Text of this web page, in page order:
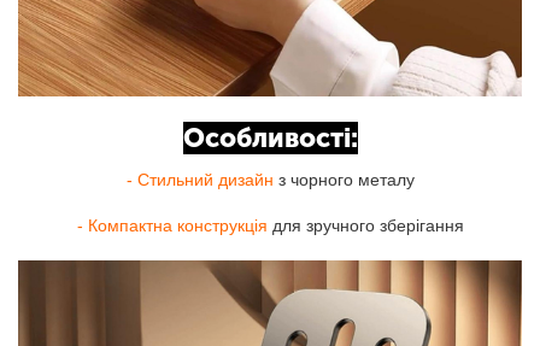
Особливості:
- Стильний дизайн з чорного металу
- Компактна конструкція для зручного зберігання